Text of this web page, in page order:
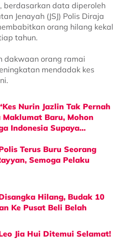
berdasarkan data diperoleh
Jenayah (JSJ) Polis Diraja
orang hilang kekal
tahun.
dakwaan orang ramai
mendadak kes
Nurin Jazlin Tak Pernah
Baru, Mohon
Indonesia Supaya…
Terus Buru Seorang
Semoga Pelaku
Hilang, Budak 10
Ke Pusat Beli Belah
Jia Hui Ditemui Selamat!